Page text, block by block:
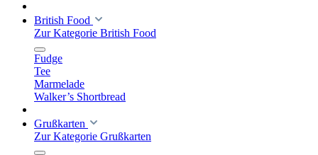
British Food
Zur Kategorie British Food
Fudge
Tee
Marmelade
Walker’s Shortbread
Grußkarten
Zur Kategorie Grußkarten